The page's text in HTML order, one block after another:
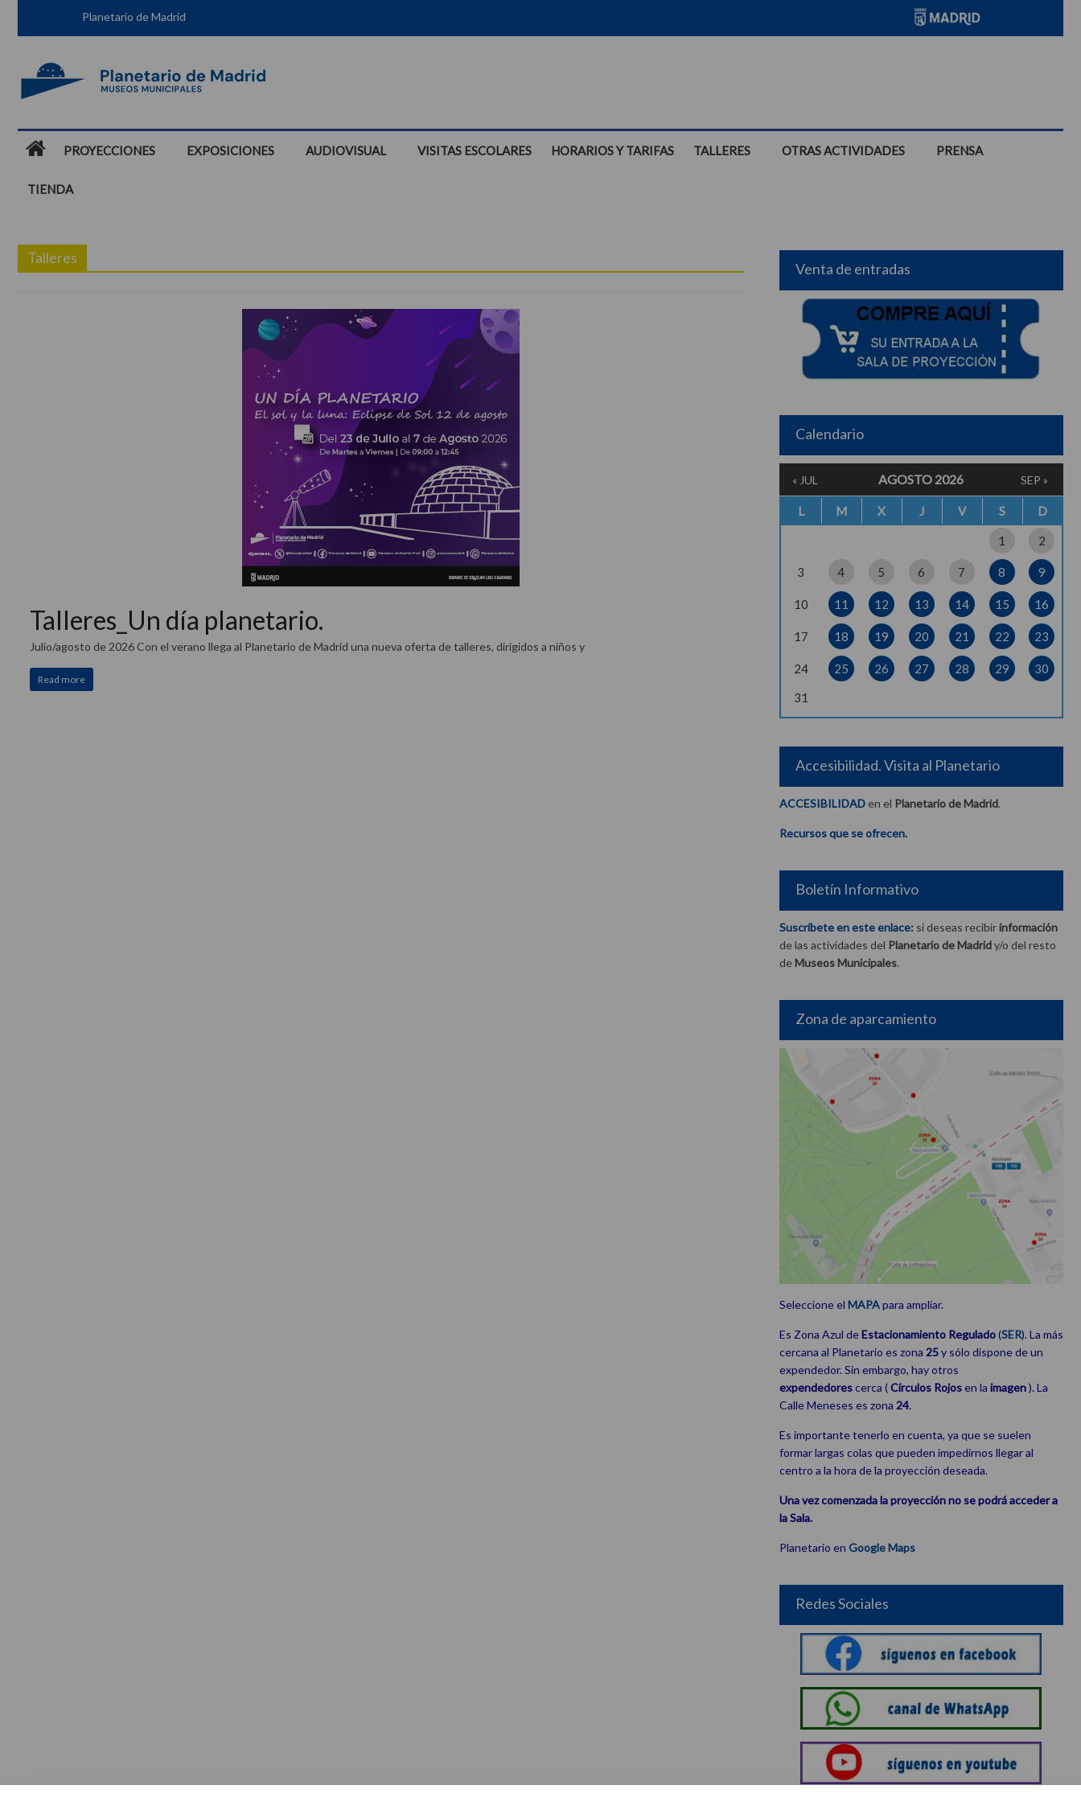
Planetario de Madrid
PROYECCIONES EXPOSICIONES AUDIOVISUAL VISITAS ESCOLARES HORARIOS Y TARIFAS TALLERES OTRAS ACTIVIDADES PRENSA
TIENDA
Talleres
Talleres_Un día planetario.
Julio/agosto de 2026 Con el verano llega al Planetario de Madrid una nueva oferta de talleres, dirigidos a niños y
Read more
Venta de entradas
Calendario
AGOSTO 2026
L M X J V S D
1 2
3 4 5 6 7 8 9
10 11 12 13 14 15 16
17 18 19 20 21 22 23
24 25 26 27 28 29
30
31
« JUL SEP »
Accesibilidad. Visita al Planetario
ACCESIBILIDAD en el Planetario de Madrid.
Recursos que se ofrecen.
Boletín Informativo
Suscríbete en este enlace: si deseas recibirinformación
de las actividades del Planetario de Madridy/o del resto
deMuseos Municipales.
Zona de aparcamiento
Seleccione el MAPApara ampliar.
Es Zona Azul deEstacionamiento Regulado(SER). La más
cercana al Planetario es zona 25y sólo dispone de un
expendedor. Sin embargo, hay otros
expendedorescerca (Círculos Rojosen la imagen). La
Calle Meneses es zona 24.
Es importante tenerlo en cuenta, ya que se suelen
formar largas colas que pueden impedirnos llegar al
centro a la hora de la proyección deseada.
Una vez comenzada la proyección no se podrá acceder a
la Sala.
Planetario en Google Maps
Redes Sociales